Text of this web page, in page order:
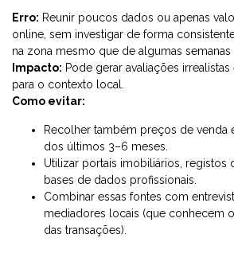
Erro: Reunir poucos dados ou apenas
online, sem investigar de forma
na zona mesmo que de algumas semanas
Impacto: Pode gerar avaliações
para o contexto local.
Como evitar:
Recolher também preços de venda
dos últimos 3–6 meses.
Utilizar portais imobiliários, registos
bases de dados profissionais.
Combinar essas fontes com
mediadores locais (que conhecem
das transações).